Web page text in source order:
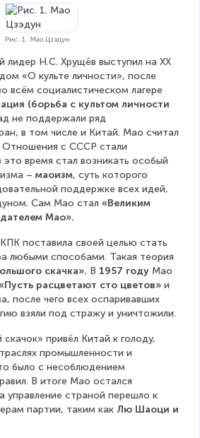
Рис. 1. Мао Цзэдун
лидер Н.С. Хрущёв выступил на ХХ
«О культе личности», после
всём социалистическом лагере
(борьба с культом личности
не поддержали ряд
в том числе и Китай. Мао считал
Отношения с СССР стали
время стал возникать особый
– маоизм, суть которого
поддержке всех идей,
Сам Мао стал «Великим
Мао».
поставила своей целью стать
любыми способами. Такая теория
скачка». В 1957 году Мао
расцветают сто цветов» и
после чего всех оспаривавших
взяли под стражу и уничтожили.
привёл Китай к голоду,
промышленности и
было с несоблюдением
В итоге Мао остался
управление страной перешло к
партии, таким как Лю Шаоци и